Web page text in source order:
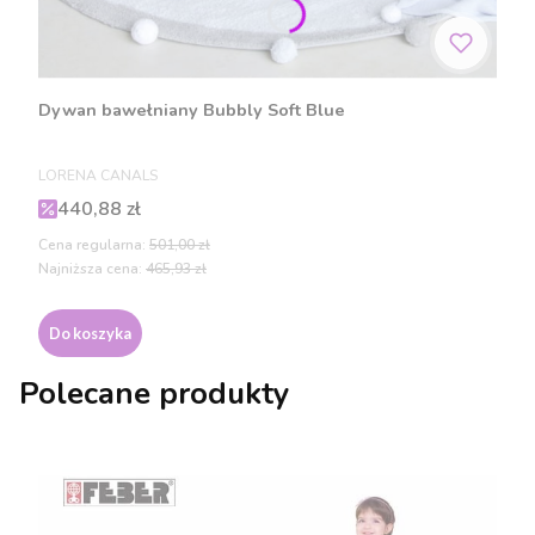
Dywan bawełniany Bubbly Soft Blue
PRODUCENT
LORENA CANALS
Cena promocyjna
440,88 zł
Cena regularna: 501,00 zł
Najniższa cena: 465,93 zł
Do koszyka
Polecane produkty